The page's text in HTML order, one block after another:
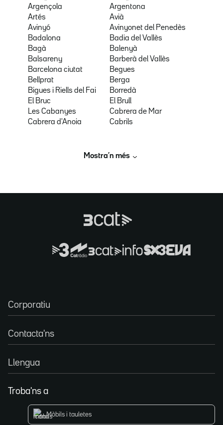
Argençola
Argentona
Artés
Avià
Avinyó
Avinyonet del Penedès
Badalona
Badia del Vallès
Bagà
Balenyà
Balsareny
Barberà del Vallès
Barcelona ciutat
Begues
Bellprat
Berga
Bigues i Riells del Fai
Borredà
El Bruc
El Brull
Les Cabanyes
Cabrera de Mar
Cabrera d'Anoia
Cabrils
Mostra’n més
Corporatiu
Contacta'ns
Llengua
Troba'ns a
Mòbils i tauletes